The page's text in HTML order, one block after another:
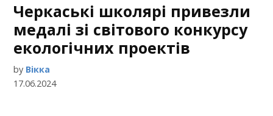
Черкаські школярі привезли
медалі зі світового конкурсу
екологічних проектів
by Вікка
17.06.2024